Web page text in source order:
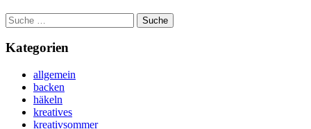
Suche
nach:
Kategorien
allgemein
backen
häkeln
kreatives
kreativsommer